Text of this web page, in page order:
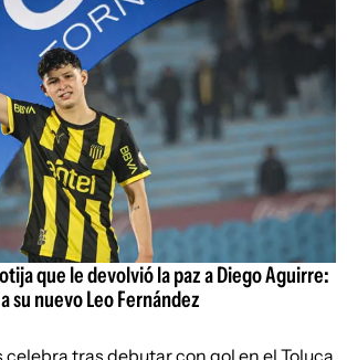
que le devolvió la paz a Diego Aguirre:
su nuevo Leo Fernández